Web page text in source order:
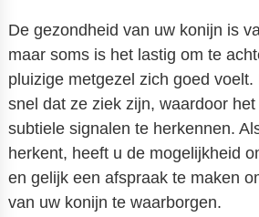
De gezondheid van uw konijn is
maar soms is het lastig om te
pluizige metgezel zich goed
snel dat ze ziek zijn, waardoor
subtiele signalen te herkennen.
herkent, heeft u de mogelijkheid
en gelijk een afspraak te maken
van uw konijn te waarborgen.